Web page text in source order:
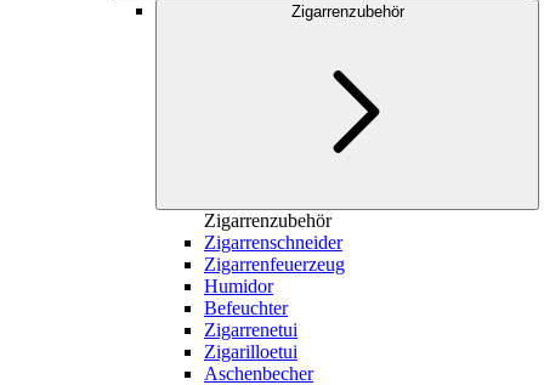
Zigarrenzubehör
Zigarrenzubehör
Zigarrenschneider
Zigarrenfeuerzeug
Humidor
Befeuchter
Zigarrenetui
Zigarilloetui
Aschenbecher